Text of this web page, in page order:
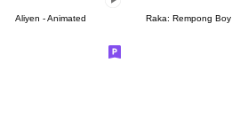
Aliyen - Animated Raka: Rempong Boy